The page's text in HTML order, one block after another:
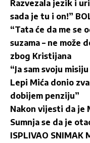
Razvezala jezik i
sada je tu i on!”
“Tata će da me se
suzama – ne može
zbog Kristijana
“Ja sam svoju
Lepi Mića donio
dobijem penziju”
Nakon vijesti da je
Sumnja se da je
ISPLIVAO SNIMAK